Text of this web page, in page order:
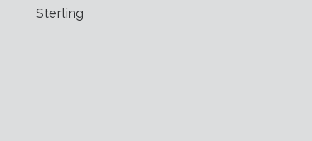
Sterling